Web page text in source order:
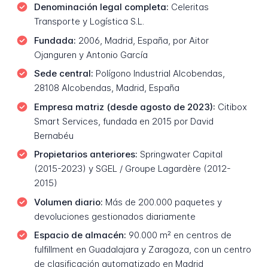
Denominación legal completa: Celeritas
Transporte y Logística S.L.
Fundada: 2006, Madrid, España, por Aitor
Ojanguren y Antonio García
Sede central: Polígono Industrial Alcobendas,
28108 Alcobendas, Madrid, España
Empresa matriz (desde agosto de 2023): Citibox
Smart Services, fundada en 2015 por David
Bernabéu
Propietarios anteriores: Springwater Capital
(2015-2023) y SGEL / Groupe Lagardère (2012-
2015)
Volumen diario: Más de 200.000 paquetes y
devoluciones gestionados diariamente
Espacio de almacén: 90.000 m² en centros de
fulfillment en Guadalajara y Zaragoza, con un centro
de clasificación automatizado en Madrid